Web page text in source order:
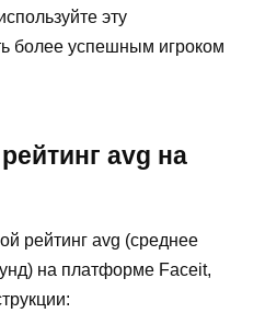
эту
более успешным игроком
avg на
рейтинг avg (среднее
на платформе Faceit,